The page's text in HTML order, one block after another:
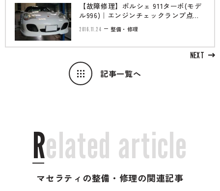
記事一覧へ
NEXT
【故障修理】ポルシェ 911ターボ(モデ
ル996)｜エンジンチェックランプ点
灯、エンジン不調
2016.11.24 整備・修理
Related article
マセラティの整備・修理の関連記事